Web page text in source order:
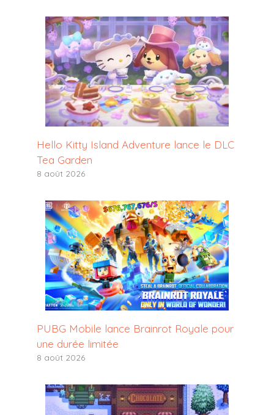
Hello Kitty Island Adventure lance le DLC
Tea Garden
8 août 2026
PUBG Mobile lance Brainrot Royale pour
une durée limitée
8 août 2026